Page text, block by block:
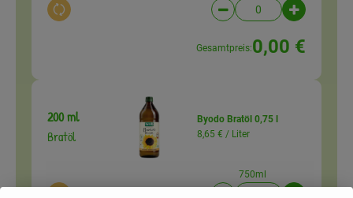
Auswahl ändern Artikelanzahl
Gesamtpreis:0,00 €
200 ml
Bratöl
Byodo Bratöl 0,75 l
8,65 € / Liter
750ml